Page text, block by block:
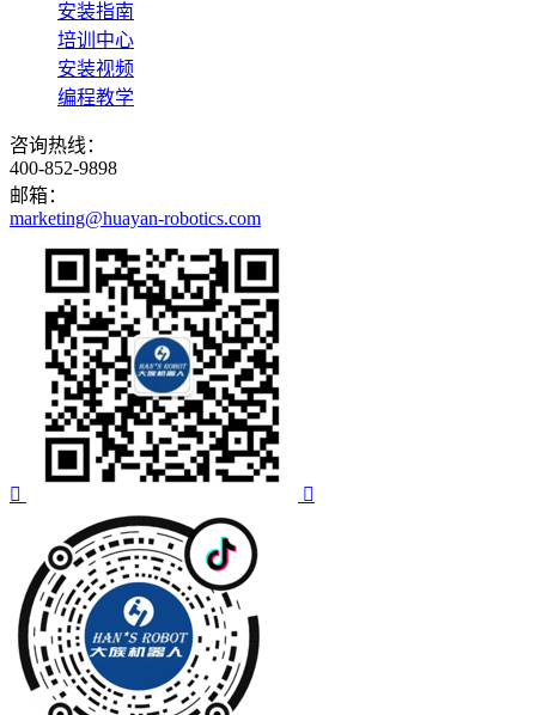
安装指南
培训中心
安装视频
编程教学
咨询热线：
400-852-9898
邮箱：
marketing@huayan-robotics.com